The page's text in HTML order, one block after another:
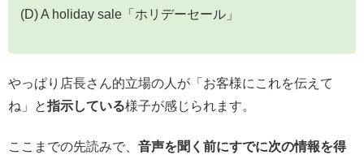
(D) A holiday sale「ホリデーセール」
やっぱり店長さん的立場の人が「お客様にこれを伝えて
ね」と指示している様子が感じられます。
ここまでの先読みで、 音声を聞く前にすでに次の情報を得